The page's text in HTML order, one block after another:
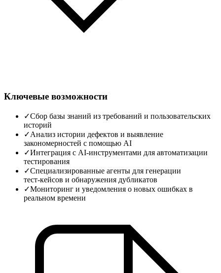
Ключевые возможности
✓Сбор базы знаний из требований и пользовательских
историй
✓Анализ истории дефектов и выявление
закономерностей с помощью AI
✓Интеграция с AI‑инструментами для автоматизации
тестирования
✓Специализированные агенты для генерации
тест‑кейсов и обнаружения дубликатов
✓Мониторинг и уведомления о новых ошибках в
реальном времени